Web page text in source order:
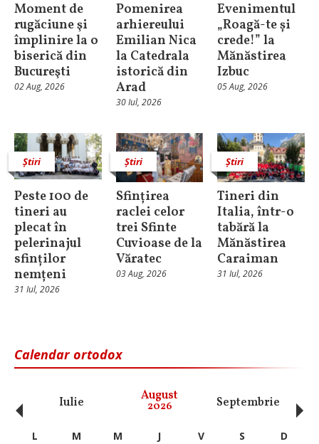
Moment de
rugăciune şi
împlinire la o
biserică din
Bucureşti
02 Aug, 2026
Pomenirea
arhiereului
Emilian Nica
la Catedrala
istorică din
Arad
30 Iul, 2026
Evenimentul
„Roagă-te și
crede!” la
Mănăstirea
Izbuc
05 Aug, 2026
Știri
Peste 100 de
tineri au
plecat în
pelerinajul
sfinților
nemțeni
31 Iul, 2026
Știri
Sfințirea
raclei celor
trei Sfinte
Cuvioase de la
Văratec
03 Aug, 2026
Știri
Tineri din
Italia, într-o
tabără la
Mănăstirea
Caraiman
31 Iul, 2026
Calendar ortodox
Iulie August
2026 Septembrie
‹ L M M J V S
D